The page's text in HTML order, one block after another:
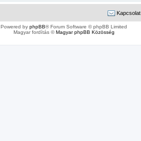
Kapcsolat
Powered by phpBB® Forum Software © phpBB Limited
Magyar fordítás ©Magyar phpBB Közösség